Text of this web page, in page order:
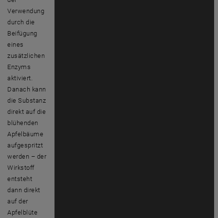
Verwendung
durch die
Beifügung
eines
zusätzlichen
Enzyms
aktiviert.
Danach kann
die Substanz
direkt auf die
blühenden
Apfelbäume
aufgespritzt
werden – der
Wirkstoff
entsteht
dann direkt
auf der
Apfelblüte